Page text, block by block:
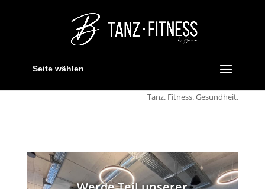
Seite wählen
Tanz. Fitness. Gesundheit.